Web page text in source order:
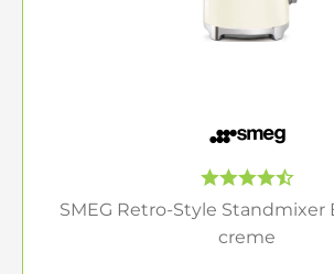
SMEG Retro-Style Standmixer
creme